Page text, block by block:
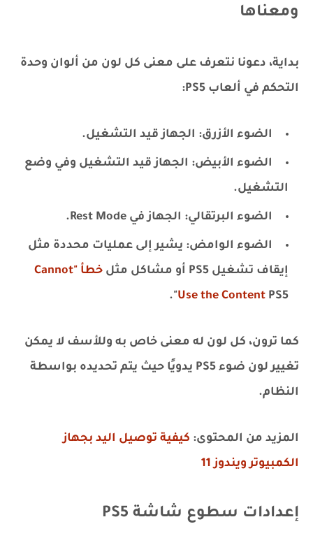
ومعناها
بداية، دعونا نتعرف على معنى كل لون من ألوان وحدة
التحكم في ألعاب PS5:
الضوء الأزرق: الجهاز قيد التشغيل.
الضوء الأبيض: الجهاز قيد التشغيل وفي وضع
التشغيل.
الضوء البرتقالي: الجهاز في Rest Mode.
الضوء الوامض: يشير إلى عمليات محددة مثل
إيقاف تشغيل PS5 أو مشاكل مثل
خطأ "Cannot
Use the Content PS5".
كما ترون، كل لون له معنى خاص به وللأسف لا يمكن
تغيير لون ضوء PS5 يدويًا حيث يتم تحديده بواسطة
النظام.
المزيد من المحتوى: كيفية توصيل اليد بجهاز
الكمبيوتر ويندوز 11
إعدادات سطوع شاشة PS5